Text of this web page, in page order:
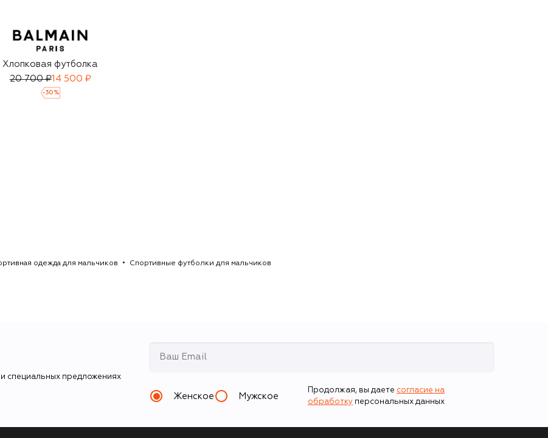
Хлопковая футболка
20 700 ₽14 500 ₽
-30 %
одежда для мальчиков Спортивные футболки для мальчиков
специальных предложениях
Женское Мужское
Продолжая, вы даете согласие на
обработку персональных данных